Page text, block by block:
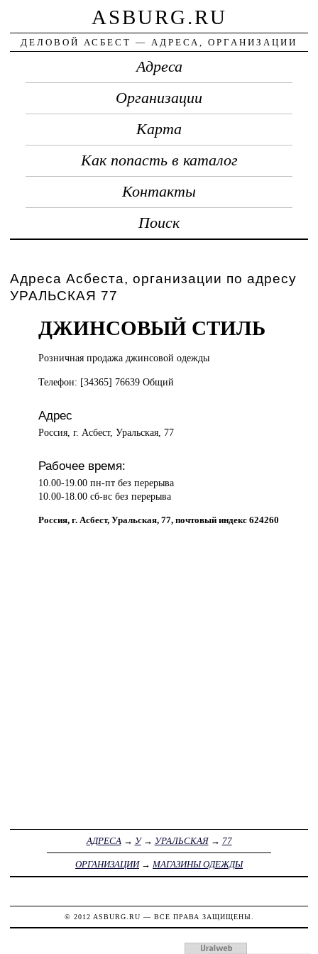
ASBURG.RU
ДЕЛОВОЙ АСБЕСТ — АДРЕСА, ОРГАНИЗАЦИИ
Адреса
Организации
Карта
Как попасть в каталог
Контакты
Поиск
Адреса Асбеста, организации по адресу
УРАЛЬСКАЯ 77
ДЖИНСОВЫЙ СТИЛЬ
Розничная продажаджинсовой одежды
Телефон: [34365] 76639 Общий
Адрес
Россия, г. Асбест, Уральская, 77
Рабочее время:
10.00-19.00 пн-пт без перерыва
10.00-18.00 сб-вс без перерыва
Россия, г. Асбест, Уральская, 77, почтовый индекс 624260
АДРЕСА→ У→ УРАЛЬСКАЯ→ 77
ОРГАНИЗАЦИИ→ МАГАЗИНЫ ОДЕЖДЫ
© 2012 ASBURG.RU — ВСЕ ПРАВА ЗАЩИЩЕНЫ.